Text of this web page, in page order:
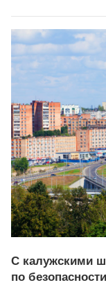
С калужскими
по